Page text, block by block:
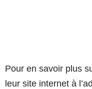
Pour en savoir plus
leur site internet à